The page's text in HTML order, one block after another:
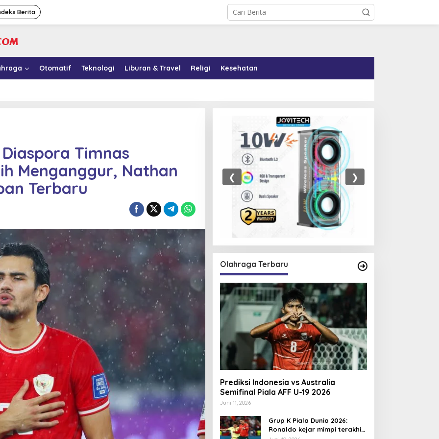
Berita
Otomatif Teknologi Liburan & Travel Religi Kesehatan
Timnas
Menganggur, Nathan
Terbaru
❮ ❯
Olahraga Terbaru
Prediksi Indonesia vs Australia
Semifinal Piala AFF U-19 2026
Juni 11, 2026
Grup K Piala Dunia 2026:
Ronaldo kejar mimpi terakhir